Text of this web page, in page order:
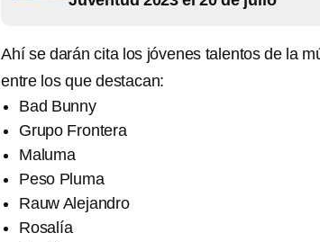
Ahí se darán cita los jóvenes talentos de la
entre los que destacan:
Bad Bunny
Grupo Frontera
Maluma
Peso Pluma
Rauw Alejandro
Rosalía